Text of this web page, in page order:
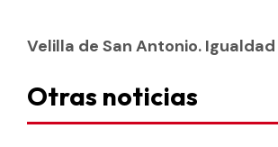
Velilla de San Antonio. Igualdad
Otras noticias